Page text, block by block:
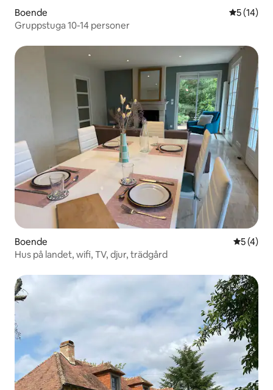
Boende 5 av 5 i
5 (14)
Gruppstuga 10-14 personer
Boende 5 av 5 i
5 (4)
Hus på landet, wifi, TV, djur, trädgård